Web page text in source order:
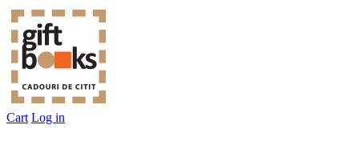
Cart Log in